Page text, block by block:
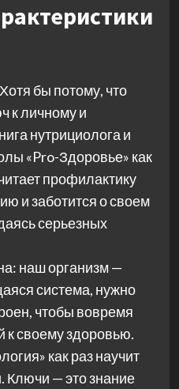
бы потому, что
к личному и
нутрициолога и
«Pro-Здоровье» как
профилактику
и заботится о своем
серьезных
наш организм —
система, нужно
чтобы вовремя
к своему здоровью.
как раз научит
Ключи — это знание